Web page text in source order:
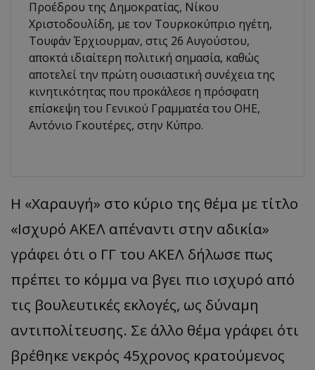
Προέδρου της Δημοκρατίας, Νίκου
Χριστοδουλίδη, με τον Τουρκοκύπριο ηγέτη,
Τουφάν Έρχιουρμαν, στις 26 Αυγούστου,
αποκτά ιδιαίτερη πολιτική σημασία, καθώς
αποτελεί την πρώτη ουσιαστική συνέχεια της
κινητικότητας που προκάλεσε η πρόσφατη
επίσκεψη του Γενικού Γραμματέα του ΟΗΕ,
Αντόνιο Γκουτέρες, στην Κύπρο.
Η «Χαραυγή» στο κύριο της θέμα με τίτλο
«Ισχυρό ΑΚΕΛ απέναντι στην αδικία»
γράφει ότι ο ΓΓ του ΑΚΕΛ δήλωσε πως
πρέπει το κόμμα να βγει πιο ισχυρό από
τις βουλευτικές εκλογές, ως δύναμη
αντιπολίτευσης. Σε άλλο θέμα γράφει ότι
βρέθηκε νεκρός 45χρονος κρατούμενος